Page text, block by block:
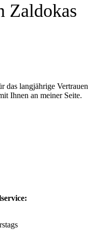
Zaldokas
das langjährige Vertrauen
Ihnen an meiner Seite.
22874